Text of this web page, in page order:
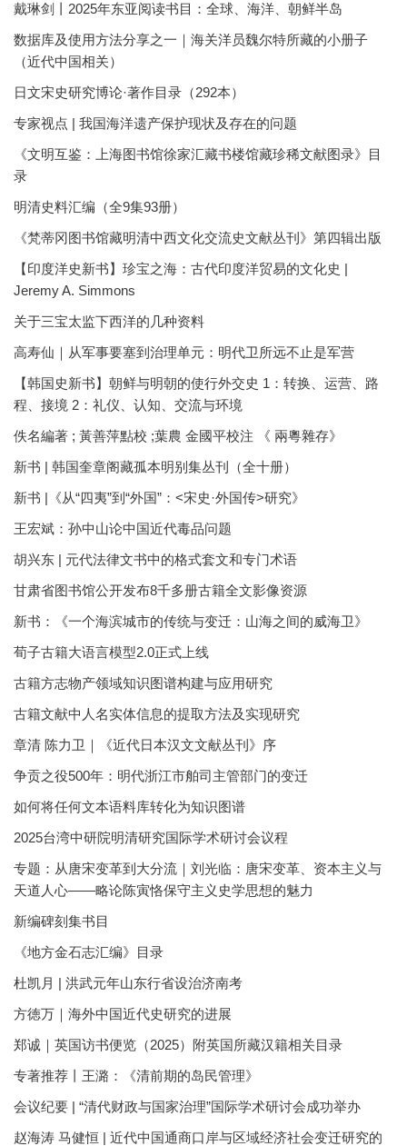
戴琳剑丨2025年东亚阅读书目：全球、海洋、朝鲜半岛
数据库及使用方法分享之一｜海关洋员魏尔特所藏的小册子
（近代中国相关）
日文宋史研究博论·著作目录（292本）
专家视点 | 我国海洋遗产保护现状及存在的问题
《文明互鉴：上海图书馆徐家汇藏书楼馆藏珍稀文献图录》目
录
明清史料汇编（全9集93册）
《梵蒂冈图书馆藏明清中西文化交流史文献丛刊》第四辑出版
【印度洋史新书】珍宝之海：古代印度洋贸易的文化史 |
Jeremy A. Simmons
关于三宝太监下西洋的几种资料
高寿仙｜从军事要塞到治理单元：明代卫所远不止是军营
【韩国史新书】朝鲜与明朝的使行外交史 1：转换、运营、路
程、接境 2：礼仪、认知、交流与环境
佚名編著 ; 黃善萍點校 ;葉農 金國平校注 《 兩粵雜存》
新书 | 韩国奎章阁藏孤本明别集丛刊（全十册）
新书 |《从“四夷”到“外国”：<宋史·外国传>研究》
王宏斌：孙中山论中国近代毒品问题
胡兴东 | 元代法律文书中的格式套文和专门术语
甘肃省图书馆公开发布8千多册古籍全文影像资源
新书：《一个海滨城市的传统与变迁：山海之间的威海卫》
荀子古籍大语言模型2.0正式上线
古籍方志物产领域知识图谱构建与应用研究
古籍文献中人名实体信息的提取方法及实现研究
章清 陈力卫｜《近代日本汉文文献丛刊》序
争贡之役500年：明代浙江市舶司主管部门的变迁
如何将任何文本语料库转化为知识图谱
2025台湾中研院明清研究国际学术研讨会议程
专题：从唐宋变革到大分流｜刘光临：唐宋变革、资本主义与
天道人心——略论陈寅恪保守主义史学思想的魅力
新编碑刻集书目
《地方金石志汇编》目录
杜凯月 | 洪武元年山东行省设治济南考
方徳万｜海外中国近代史研究的进展
郑诚｜英国访书便览（2025）附英国所藏汉籍相关目录
专著推荐丨王潞：《清前期的岛民管理》
会议纪要 | “清代财政与国家治理”国际学术研讨会成功举办
赵海涛 马健恒 | 近代中国通商口岸与区域经济社会变迁研究的